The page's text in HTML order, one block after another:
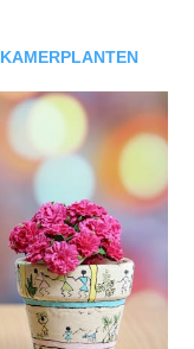
KAMERPLANTEN